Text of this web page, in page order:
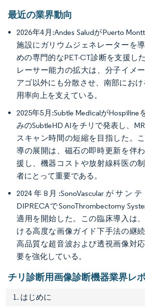
最近の業界動向
2026年4月:Andes SaludがPuerto
施設にガリウムジェネレーターを
めの専門的なPET-CT診断を支援し
レーサー能力の拡大は、分子イメ
アゴ以外にも分散させ、南部におけ
用率向上を支えている。
2025年5月:Subtle MedicalがHospiline
みのSubtleHD AIをチリで発表し、
スキャン時間の短縮を目指した。
導の展開は、磁石の即時更新を伴
援し、機器コストや放射線科医の
者にとって重要である。
2024年8月:SonoVascularがサン
DIPRECAでSonoThrombectomy
適用を開始した。この臨床導入は
ける高度な画像ガイド下手法の継
高品質な超音波および透視画像対
要を強化している。
チリ診断用画像診断機器業界レ
1. はじめに